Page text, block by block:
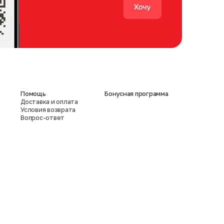
Помощь
Доставка и оплата
Условия возврата
Вопрос-ответ
Бонусная программа